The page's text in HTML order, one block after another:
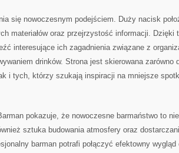
się nowoczesnym podejściem. Duży nacisk
materiałów oraz przejrzystość informacji. Dzięki
interesujące ich zagadnienia związane z
drinków. Strona jest skierowana zarówno
i tych, którzy szukają inspiracji na mniejsze
pokazuje, że nowoczesne barmaństwo to
sztuka budowania atmosfery oraz
barman potrafi połączyć efektowny